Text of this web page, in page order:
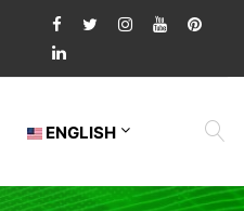
ENGLISH